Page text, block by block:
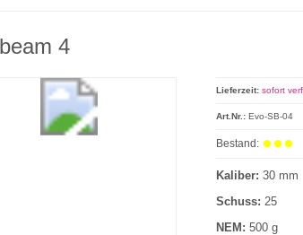
4
Lieferzeit: sofort
Art.Nr.: Evo-SB-04
Bestand:
Kaliber: 30 mm
Schuss: 25
NEM: 500 g